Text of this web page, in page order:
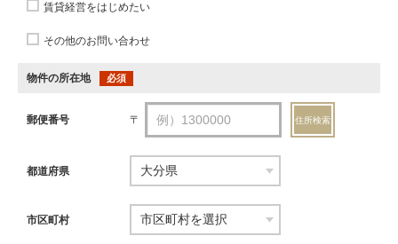
賃貸経営をはじめたい
その他のお問い合わせ
物件の所在地 必須
郵便番号 〒 住所検索
都道府県
市区町村